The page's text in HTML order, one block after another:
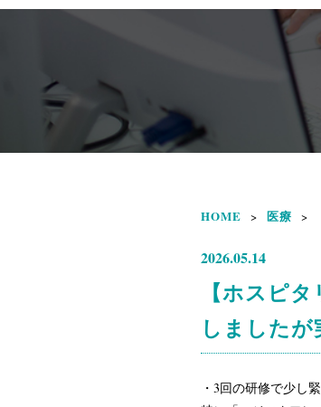
HOME > 医療 >
2026.05.14
【ホスピ
しました
・3回の研修で少し